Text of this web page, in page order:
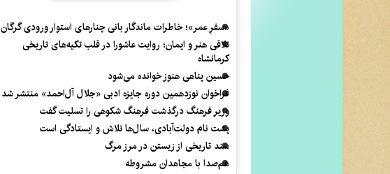
«سفرِ عمر»؛ خاطرات ماندگار بانی چنارهای استوار ورودی گرگان
تلاقی هنر و ایمان؛ روایت عاشورا در قلب تکیه‌های تاریخی
کرمانشاه
حسین پناهی هنوز خوانده می‌شود
فراخوان نوزدهمین دوره جایزه ادبی «جلال آل‌احمد» منتشر شد
وزیر فرهنگ درگذشت فرهنگ شکوهی را تسلیت گفت
پشت نام دولت‌آبادی، سال‌ها تلاش و ایستادگی است
سند تاریخی از زیستن در مرز مرگ
هم‌صدا با مجاهدان مشروطه